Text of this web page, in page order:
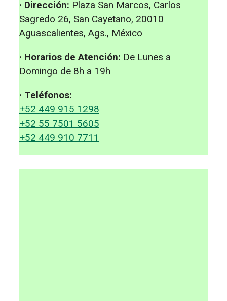
· Dirección: Plaza San Marcos, Carlos
Sagredo 26, San Cayetano, 20010
Aguascalientes, Ags., México
· Horarios de Atención: De Lunes a
Domingo de 8h a 19h
· Teléfonos:
+52 449 915 1298
+52 55 7501 5605
+52 449 910 7711